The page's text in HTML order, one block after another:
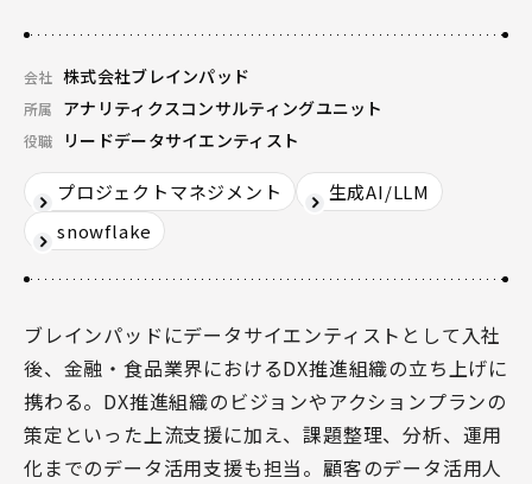
会社 株式会社ブレインパッド
所属 アナリティクスコンサルティングユニット
役職 リードデータサイエンティスト
プロジェクトマネジメント
生成AI/LLM
snowflake
ブレインパッドにデータサイエンティストとして入社
後、金融・食品業界におけるDX推進組織の立ち上げに
携わる。DX推進組織のビジョンやアクションプランの
策定といった上流支援に加え、課題整理、分析、運用
化までのデータ活用支援も担当。顧客のデータ活用人